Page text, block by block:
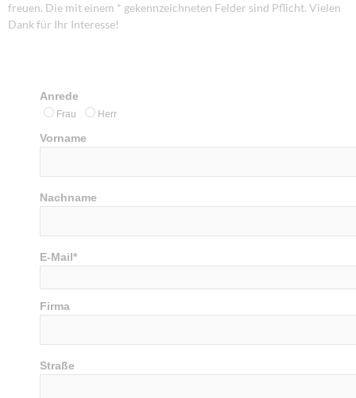
freuen. Die mit einem * gekennzeichneten Felder sind Pflicht. Vielen
Dank für Ihr Interesse!
Anrede
Frau Herr
Vorname
Nachname
E-Mail*
Firma
Straße